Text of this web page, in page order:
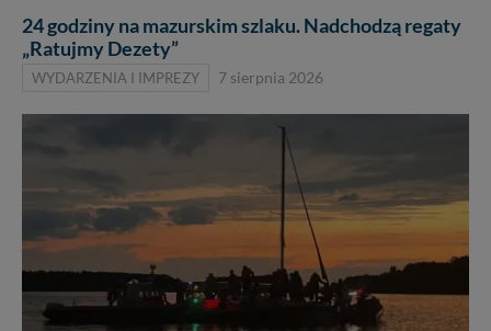
24 godziny na mazurskim szlaku. Nadchodzą regaty
„Ratujmy Dezety”
WYDARZENIA I IMPREZY 7 sierpnia 2026